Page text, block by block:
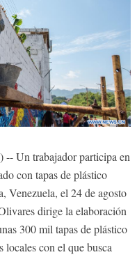
Un trabajador participa en
con tapas de plástico
Venezuela, el 24 de agosto
dirige la elaboración
300 mil tapas de plástico
locales con el que busca